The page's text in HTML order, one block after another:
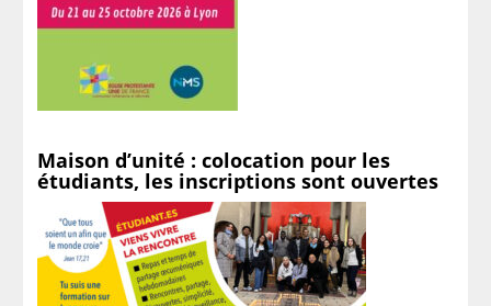
Maison d’unité : colocation pour les
étudiants, les inscriptions sont ouvertes